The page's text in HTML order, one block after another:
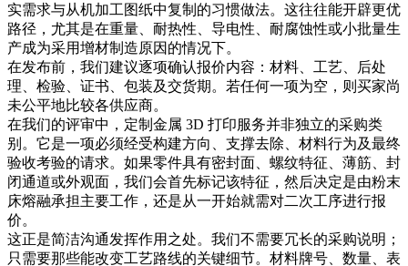
实需求与从机加工图纸中复制的习惯做法。这往往能开辟更优
路径，尤其是在重量、耐热性、导电性、耐腐蚀性或小批量生
产成为采用增材制造原因的情况下。
在发布前，我们建议逐项确认报价内容：材料、工艺、后处
理、检验、证书、包装及交货期。若任何一项为空，则买家尚
未公平地比较各供应商。
在我们的评审中，定制金属 3D 打印服务并非独立的采购类
别。它是一项必须经受构建方向、支撑去除、材料行为及最终
验收考验的请求。如果零件具有密封面、螺纹特征、薄筋、封
闭通道或外观面，我们会首先标记该特征，然后决定是由粉末
床熔融承担主要工作，还是从一开始就需对二次工序进行报
价。
这正是简洁沟通发挥作用之处。我们不需要冗长的采购说明；
只需要那些能改变工艺路线的关键细节。材料牌号、数量、表